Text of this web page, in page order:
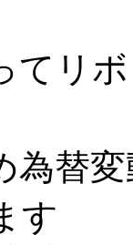
リ
替
す